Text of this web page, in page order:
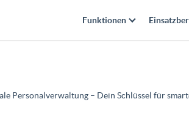
Funktionen
Personalverwaltung – Dein Schlüssel für